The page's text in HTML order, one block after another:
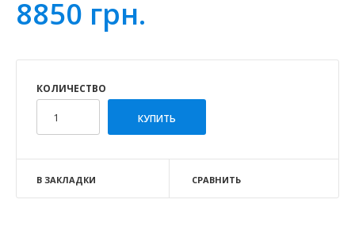
8850 грн.
КОЛИЧЕСТВО
В ЗАКЛАДКИ СРАВНИТЬ